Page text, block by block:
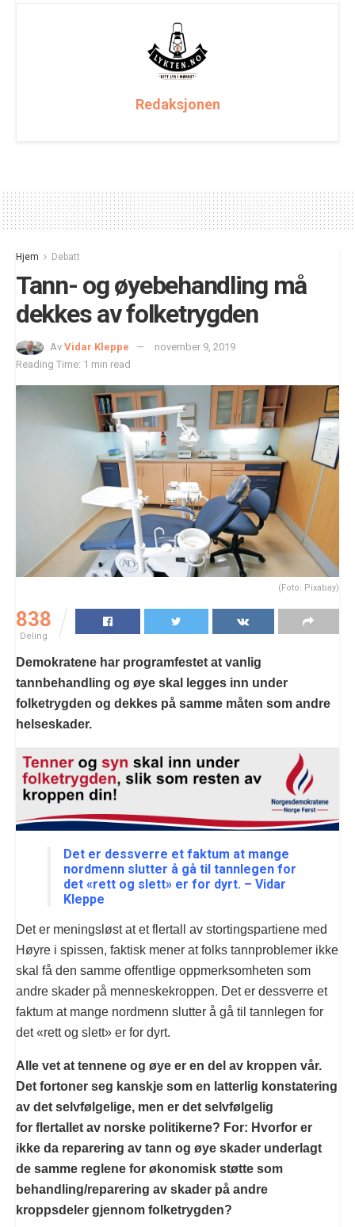
Redaksjonen
Hjem Debatt
Tann- og øyebehandling må
dekkes av folketrygden
Av Vidar Kleppe
november 9, 2019
Reading Time: 1 min read
(Foto: Pixabay)
838
Deling
Demokratene har programfestet at vanlig
tannbehandling og øye skal legges inn under
folketrygden og dekkes på samme måten som andre
helseskader.
Det er dessverre et faktum at mange
nordmenn slutter å gå til tannlegen for
det «rett og slett» er for dyrt. – Vidar
Kleppe
Det er meningsløst at et flertall av stortingspartiene med
Høyre i spissen, faktisk mener at folks tannproblemer ikke
skal få den samme offentlige oppmerksomheten som
andre skader på menneskekroppen. Det er dessverre et
faktum at mange nordmenn slutter å gå til tannlegen for
det «rett og slett» er for dyrt.
Alle vet at tennene og øye er en del av kroppen vår.
Det fortoner seg kanskje som en latterlig konstatering
av det selvfølgelige, men er det selvfølgelig
for flertallet av norske politikerne? For: Hvorfor er
ikke da reparering av tann og øye skader underlagt
de samme reglene for økonomisk støtte som
behandling/reparering av skader på andre
kroppsdeler gjennom folketrygden?